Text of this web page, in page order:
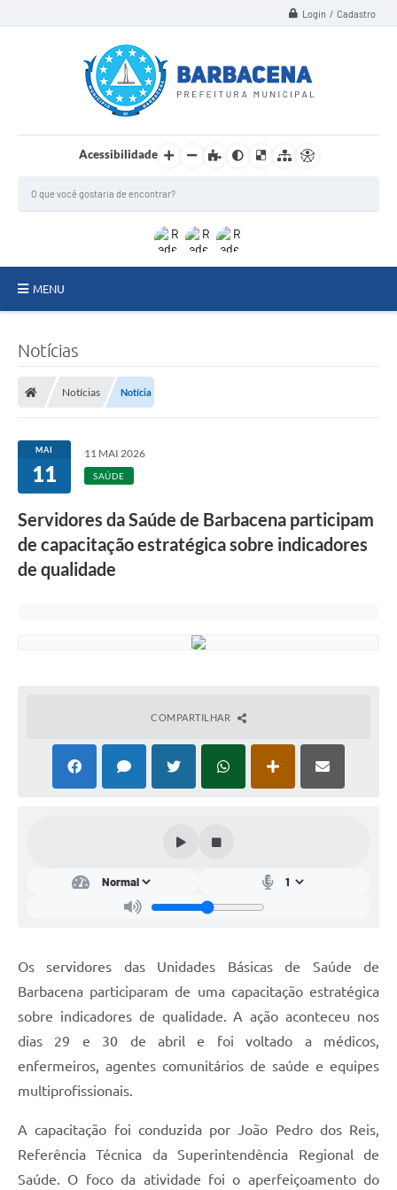
Login / Cadastro
Acessibilidade
MENU
Meio Ambiente
Ouvidoria
Serviços
Visite Barbacena
PPA - PLANO PLURIANUAL 2026/2029
PCA (Planos de Contratações Anuais)
PNAB 2026 - Ciclo 2
Plano Diretor e Mobilidade Urbana
3º Jornada Empreendedora BQ
Festival Gastronômico
Emprega Barbacena
Plano Municipal de Saneamento Básico
Regularização de bairros
Notícias
Notícias Notícia
MAI
11
11 MAI 2026
SAÚDE
Servidores da Saúde de Barbacena participam
de capacitação estratégica sobre indicadores
de qualidade
COMPARTILHAR
Os servidores das Unidades Básicas de Saúde de
Barbacena participaram de uma capacitação estratégica
sobre indicadores de qualidade. A ação aconteceu nos
dias 29 e 30 de abril e foi voltado a médicos,
enfermeiros, agentes comunitários de saúde e equipes
multiprofissionais.
A capacitação foi conduzida por João Pedro dos Reis,
Referência Técnica da Superintendência Regional de
Saúde. O foco da atividade foi o aperfeiçoamento do